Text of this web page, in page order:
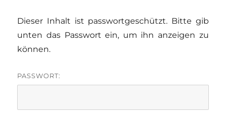
Dieser Inhalt ist passwortgeschützt. Bitte gib
unten das Passwort ein, um ihn anzeigen zu
können.
PASSWORT: